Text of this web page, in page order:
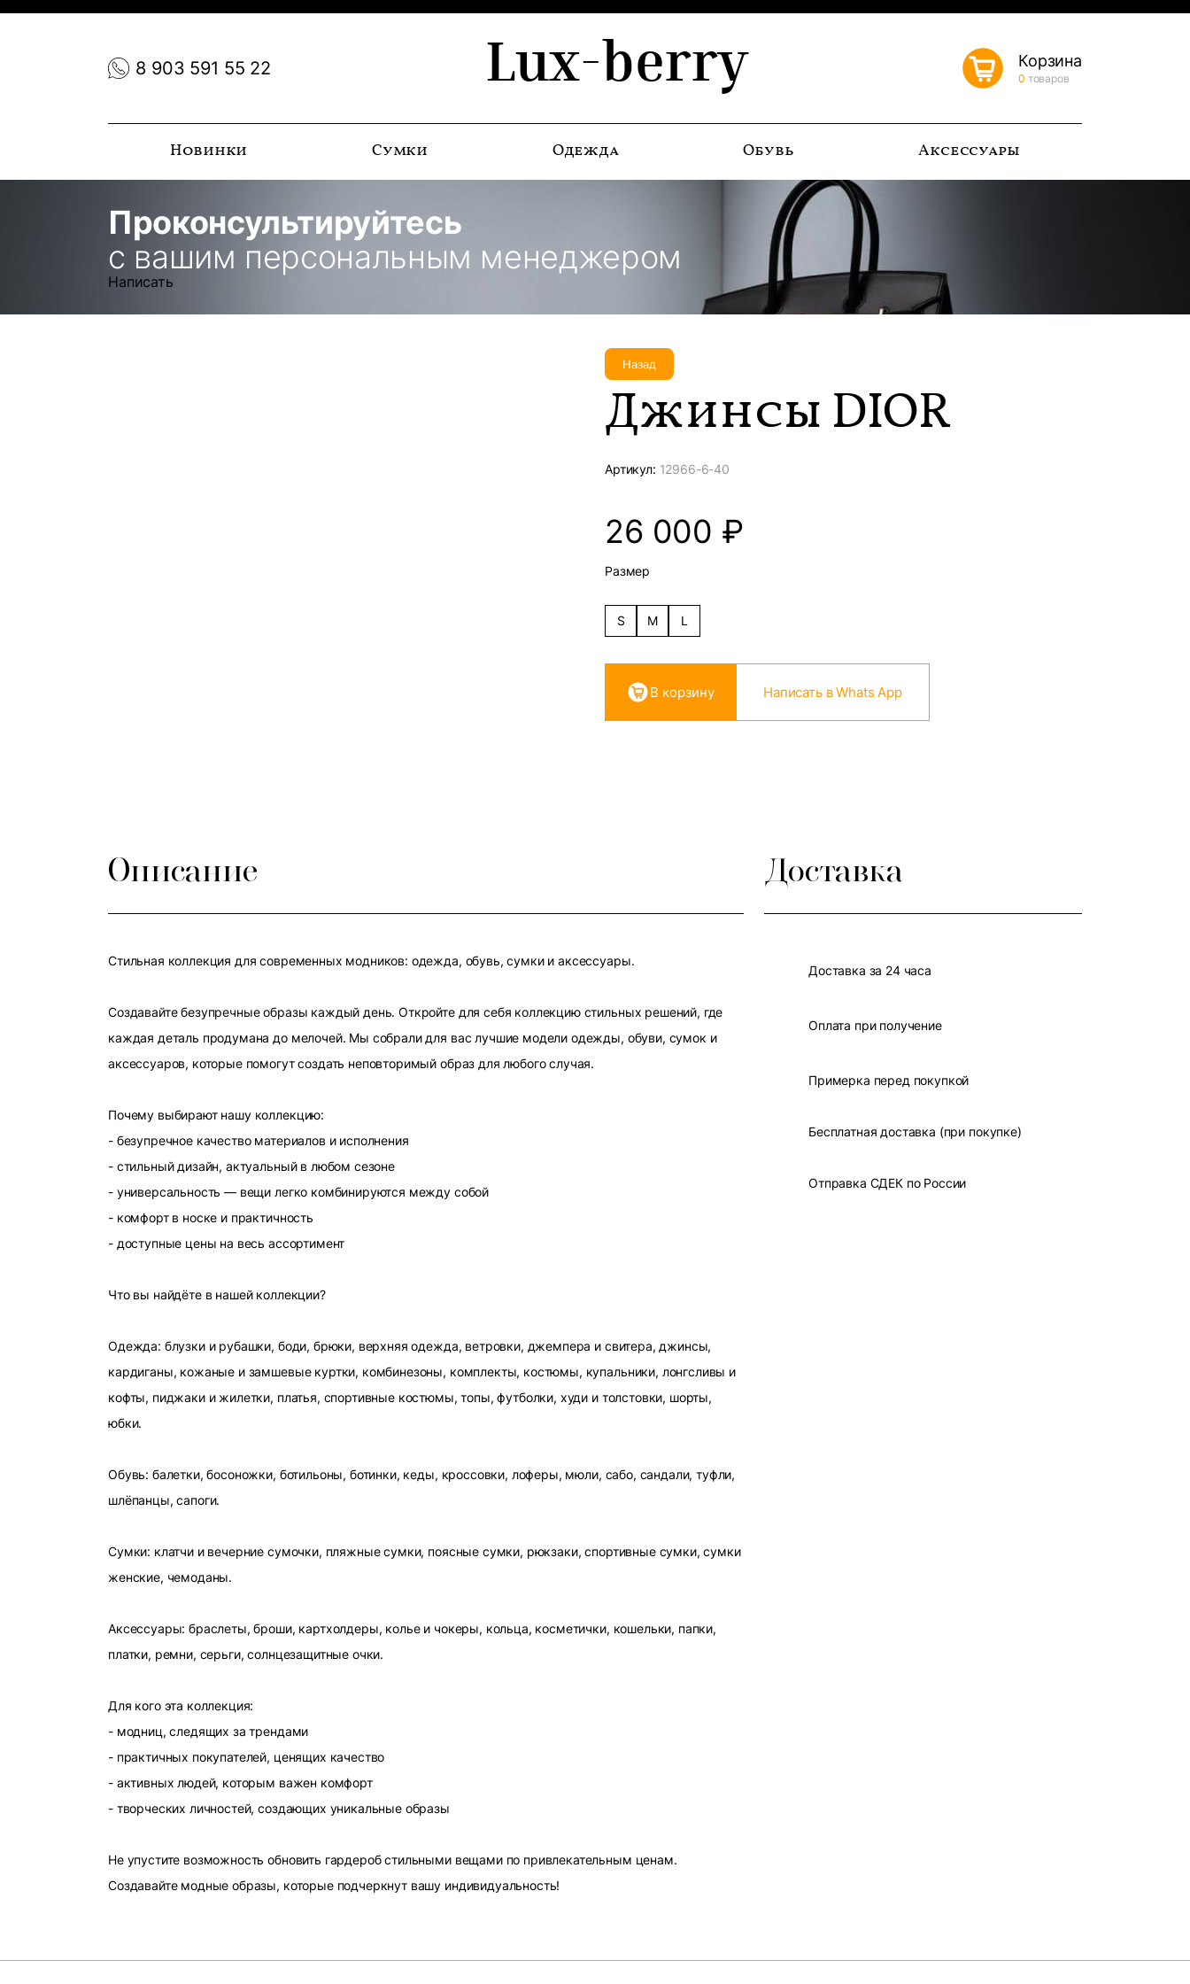
8 903 591 55 22 Lux-berry Корзина
0 товаров
Новинки Сумки Одежда Обувь Аксессуары
Проконсультируйтесь
с вашим персональным менеджером
Написать
Назад
Джинсы DIOR
Артикул: 12966-6-40
26 000 ₽
Размер
S M L
В корзину Написать в Whats App
Описание
Стильная коллекция для современных модников: одежда, обувь, сумки и аксессуары.
Создавайте безупречные образы каждый день. Откройте для себя коллекцию стильных решений, где
каждая деталь продумана до мелочей. Мы собрали для вас лучшие модели одежды, обуви, сумок и
аксессуаров, которые помогут создать неповторимый образ для любого случая.
Почему выбирают нашу коллекцию:
- безупречное качество материалов и исполнения
- стильный дизайн, актуальный в любом сезоне
- универсальность — вещи легко комбинируются между собой
- комфорт в носке и практичность
- доступные цены на весь ассортимент
Что вы найдёте в нашей коллекции?
Одежда: блузки и рубашки, боди, брюки, верхняя одежда, ветровки, джемпера и свитера, джинсы,
кардиганы, кожаные и замшевые куртки, комбинезоны, комплекты, костюмы, купальники, лонгсливы и
кофты, пиджаки и жилетки, платья, спортивные костюмы, топы, футболки, худи и толстовки, шорты,
юбки.
Обувь: балетки, босоножки, ботильоны, ботинки, кеды, кроссовки, лоферы, мюли, сабо, сандали, туфли,
шлёпанцы, сапоги.
Сумки: клатчи и вечерние сумочки, пляжные сумки, поясные сумки, рюкзаки, спортивные сумки, сумки
женские, чемоданы.
Аксессуары: браслеты, броши, картхолдеры, колье и чокеры, кольца, косметички, кошельки, папки,
платки, ремни, серьги, солнцезащитные очки.
Для кого эта коллекция:
- модниц, следящих за трендами
- практичных покупателей, ценящих качество
- активных людей, которым важен комфорт
- творческих личностей, создающих уникальные образы
Не упустите возможность обновить гардероб стильными вещами по привлекательным ценам.
Создавайте модные образы, которые подчеркнут вашу индивидуальность!
Доставка
Доставка за 24 часа
Оплата при получение
Примерка перед покупкой
Бесплатная доставка (при покупке)
Отправка СДЕК по России